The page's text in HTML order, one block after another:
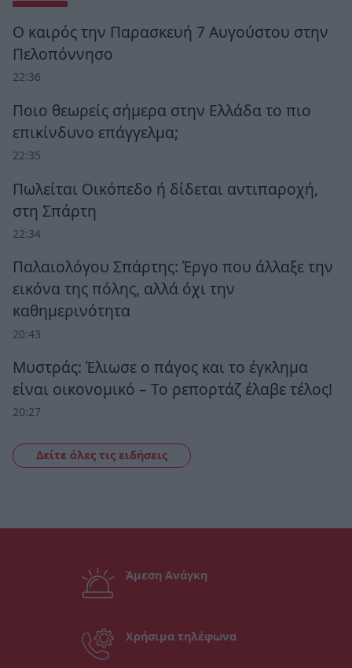
Ο καιρός την Παρασκευή 7 Αυγούστου στην
Πελοπόννησο
22:36
Ποιο θεωρείς σήμερα στην Ελλάδα το πιο
επικίνδυνο επάγγελμα;
22:35
Πωλείται Οικόπεδο ή δίδεται αντιπαροχή,
στη Σπάρτη
22:34
Παλαιολόγου Σπάρτης: Έργο που άλλαξε την
εικόνα της πόλης, αλλά όχι την
καθημερινότητα
20:43
Μυστράς: Έλιωσε ο πάγος και το έγκλημα
είναι οικονομικό – Το ρεπορτάζ έλαβε τέλος!
20:27
Δείτε όλες τις ειδήσεις
Άμεση Ανάγκη
Χρήσιμα τηλέφωνα